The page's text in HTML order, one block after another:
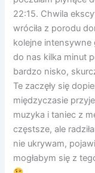
22:15. Chwila
wróciła z porodu
kolejne intensywne
do nas kilka minut
bardzo nisko,
Te zaczęły się
międzyczasie
muzyka i taniec z
częstsze, ale
nie ukrywam,
mogłabym się z